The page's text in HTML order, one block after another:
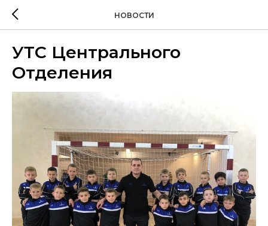
НОВОСТИ
УТС Центрального
Отделения